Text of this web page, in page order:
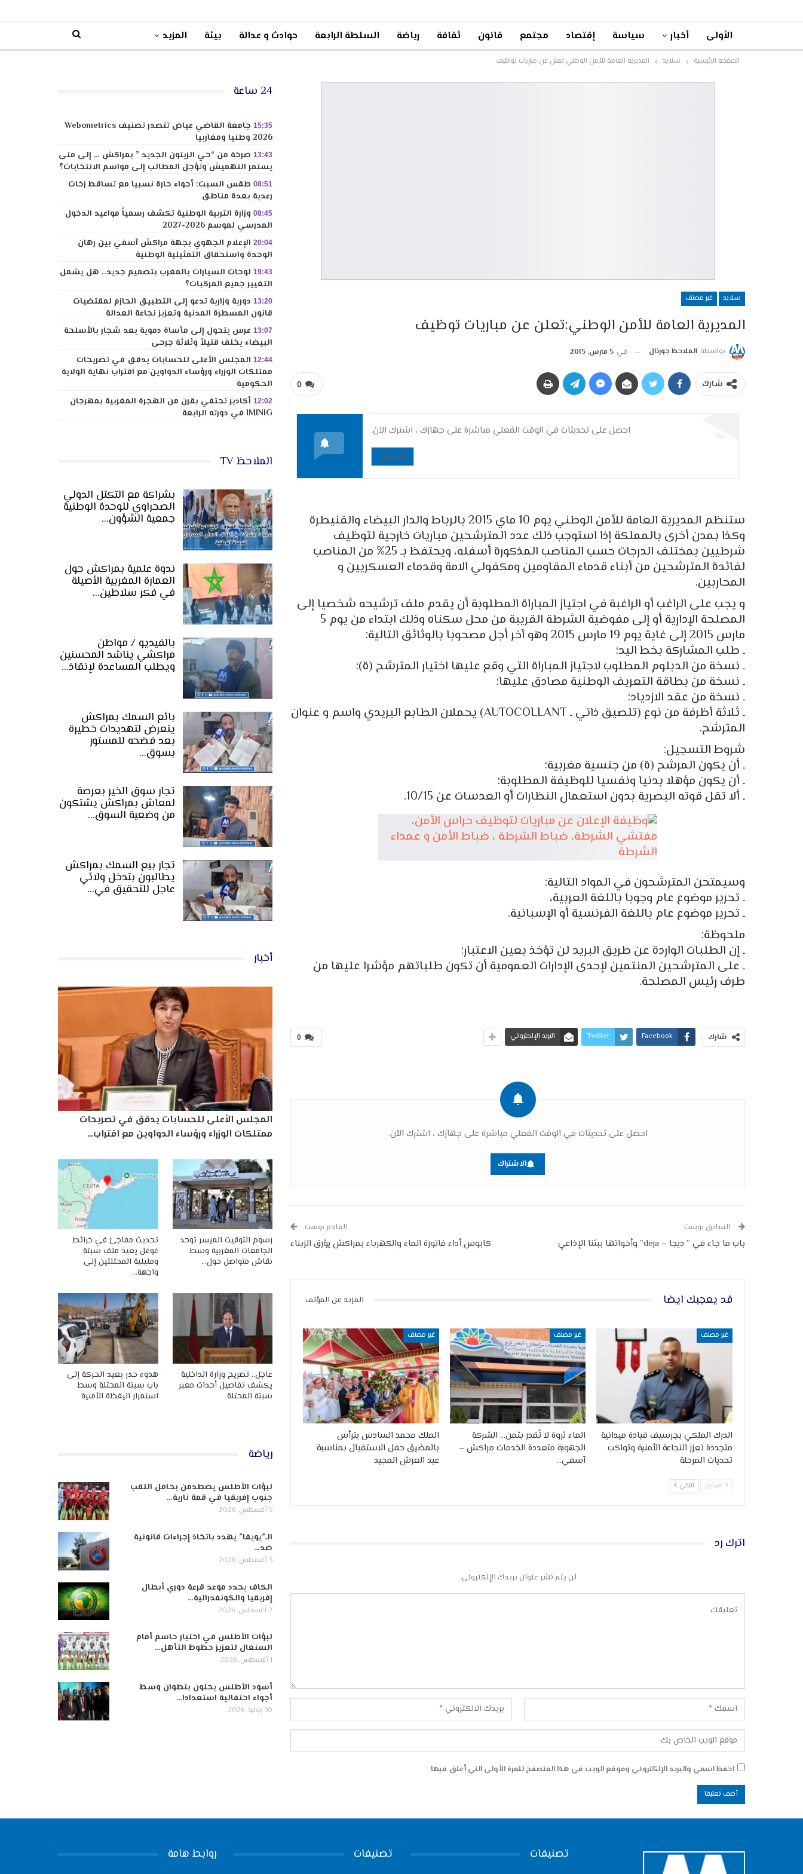
الأولى أخبار سياسة إقتصاد مجتمع قانون ثقافة رياضة السلطة الرابعة حوادث و عدالة بيئة المزيد
الصفحة الرئيسية سلايد المديرية العامة للأمن الوطني:تعلن عن مباريات توظيف
سلايد غير مصنف
المديرية العامة للأمن الوطني:تعلن عن مباريات توظيف
بواسطة الملاحظ جورنال في 5 مارس, 2015
0 شارك
احصل على تحديثات في الوقت الفعلي مباشرة على جهازك ، اشترك الآن.
الاشتراك
ستنظم المديرية العامة للأمن الوطني يوم 10 ماي 2015 بالرباط والدار البيضاء والقنيطرة
وكذا بمدن أخرى بالمملكة إذا استوجب ذلك عدد المترشحين مباريات خارجية لتوظيف
شرطيين بمختلف الدرجات حسب المناصب المذكورة أسفله، ويحتفظ بـ 25% من المناصب
لفائدة المترشحين من أبناء قدماء المقاومين ومكفولي الامة وقدماء العسكريين و
المحاربين.
و يجب على الراغب أو الراغبة في اجتياز المباراة المطلوبة أن يقدم ملف ترشيحه شخصيا إلى
المصلحة الإدارية أو إلى مفوضية الشرطة القريبة من محل سكناه وذلك ابتداء من يوم 5
مارس 2015 إلى غاية يوم 19 مارس 2015 وهو آخر أجل مصحوبا بالوثائق التالية:
ـ طلب المشاركة بخط اليد؛
ـ نسخة من الدبلوم المطلوب لاجتياز المباراة التي وقع عليها اختيار المترشح (ة)؛
ـ نسخة من بطاقة التعريف الوطنية مصادق عليها؛
ـ نسخة من عقد الازدياد؛
ـ ثلاثة أظرفة من نوع (تلصيق ذاتي ـ AUTOCOLLANT) يحملان الطابع البريدي واسم و عنوان
المترشح.
شروط التسجيل:
ـ أن يكون المرشح (ة) من جنسية مغربية؛
ـ أن يكون مؤهلا بدنيا ونفسيا للوظيفة المطلوبة؛
ـ ألا تقل قوته البصرية بدون استعمال النظارات أو العدسات عن 10/15.
وسيمتحن المترشحون في المواد التالية:
ـ تحرير موضوع عام وجوبا باللغة العربية،
ـ تحرير موضوع عام باللغة الفرنسية أو الإسبانية.
ملحوظة:
ـ إن الطلبات الواردة عن طريق البريد لن تؤخذ بعين الاعتبار؛
ـ على المترشحين المنتمين لإحدى الإدارات العمومية أن تكون طلباتهم مؤشرا عليها من
طرف رئيس المصلحة.
0 شارك Facebook
Twitter البريد الإلكتروني
احصل على تحديثات في الوقت الفعلي مباشرة على جهازك ، اشترك الآن.
الاشتراك
السابق بوست
باب ما جاء في ” ديجا – deja” وأخواتها ببثنا الإذاعي
القادم بوست
كابوس أداء فاتورة الماء والكهرباء بمراكش يؤرق الزبناء
قد يعجبك ايضا المزيد عن المؤلف
غير مصنف
الدرك الملكي بجرسيف قيادة ميدانية
متجددة تعزز النجاعة الأمنية وتواكب
تحديات المرحلة
غير مصنف
الماء ثروة لا تُقدر بثمن… الشركة
الجهوية متعددة الخدمات مراكش –
آسفي…
غير مصنف
الملك محمد السادس يترأس
بالمضيق حفل الاستقبال بمناسبة
عيد العرش المجيد
السابق التالي
اترك رد
لن يتم نشر عنوان بريدك الإلكتروني.
احفظ اسمي والبريد الإلكتروني وموقع الويب في هذا المتصفح للمرة الأولى التي أعلق فيها.
24 ساعة
15:35
جامعة القاضي عياض تتصدر تصنيف Webometrics
2026 وطنيا ومغاربيا
13:43 صرخة من “حي الزيتون الجديد ” بمراكش … إلى متى
يستمر التهميش وتؤجل المطالب إلى مواسم الانتخابات؟
08:51 طقس السبت: أجواء حارة نسبيا مع تساقط زخات
رعدية بعدة مناطق
08:45 وزارة التربية الوطنية تكشف رسمياً مواعيد الدخول
المدرسي لموسم 2026-2027
20:04 الإعلام الجهوي بجهة مراكش آسفي بين رهان
الوحدة واستحقاق التمثيلية الوطنية
19:43 لوحات السيارات بالمغرب بتصميم جديد.. هل يشمل
التغيير جميع المركبات؟
13:20 دورية وزارية تدعو إلى التطبيق الحازم لمقتضيات
قانون المسطرة المدنية وتعزيز نجاعة العدالة
13:07 عرس يتحول إلى مأساة دموية بعد شجار بالأسلحة
البيضاء يخلف قتيلاً وثلاثة جرحى
12:44 المجلس الأعلى للحسابات يدقق في تصريحات
ممتلكات الوزراء ورؤساء الدواوين مع اقتراب نهاية الولاية
الحكومية
12:02 أكادير تحتفي بقرن من الهجرة المغربية بمهرجان
IMINIG في دورته الرابعة
الملاحظ TV
بشراكة مع التكتل الدولي
الصحراوي للوحدة الوطنية
جمعية الشؤون…
ندوة علمية بمراكش حول
العمارة المغربية الأصيلة
في فكر سلاطين…
بالفيديو / مواطن
مراكشي يناشد المحسنين
ويطلب المساعدة لإنقاذ…
بائع السمك بمراكش
يتعرض لتهديدات خطيرة
بعد فضحه للمستور
بسوق…
تجار سوق الخير بعرصة
لمعاش بمراكش يشتكون
من وضعية السوق…
تجار بيع السمك بمراكش
يطالبون بتدخل ولائي
عاجل للتحقيق في…
أخبار
المجلس الأعلى للحسابات يدقق في تصريحات
ممتلكات الوزراء ورؤساء الدواوين مع اقتراب…
رسوم التوقيت الميسر توحد
الجامعات المغربية وسط
نقاش متواصل حول…
تحديث مفاجئ في خرائط
غوغل يعيد ملف سبتة
ومليلية المحتلتين إلى
واجهة…
عاجل.. تصريح وزارة الداخلية
يكشف تفاصيل أحداث معبر
سبتة المحتلة
هدوء حذر يعيد الحركة إلى
باب سبتة المحتلة وسط
استمرار اليقظة الأمنية
رياضة
لبؤات الأطلس يصطدمن بحامل اللقب
جنوب إفريقيا في قمة نارية…
5 أغسطس, 2026
الـ”يويفا” يهدد باتخاذ إجراءات قانونية
ضد…
3 أغسطس, 2026
الكاف يحدد موعد قرعة دوري أبطال
إفريقيا والكونفدرالية…
2 أغسطس, 2026
لبؤات الأطلس في اختبار حاسم أمام
السنغال لتعزيز حظوظ التأهل…
1 أغسطس, 2026
أسود الأطلس يحلون بتطوان وسط
أجواء احتفالية استعدادا…
30 يوليو, 2026
تصنيفات تصنيفات روابط هامة